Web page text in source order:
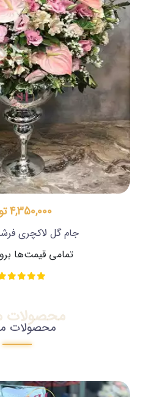
4,350,000 تومان
جام گل لاکچری
تمامی قیمت‌ها
محصولات
محصولات